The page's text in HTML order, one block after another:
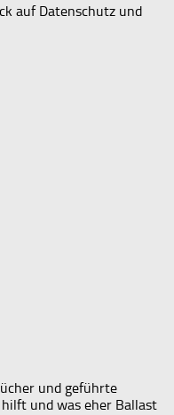
auf Datenschutz und
und geführte
und was eher Ballast